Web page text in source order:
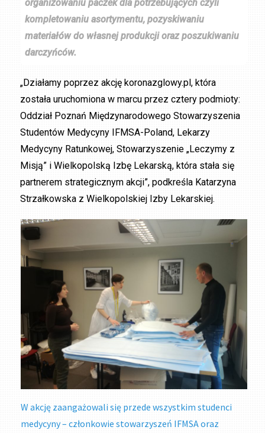
organizowaniu paczek dla potrzebujących czyli
kompletowaniu asortymentu, pozyskiwaniu
materiałów do własnej produkcji oraz poszukiwaniu
darczyńców.
„Działamy poprzez akcję koronazglowy.pl, która
została uruchomiona w marcu przez cztery podmioty:
Oddział Poznań Międzynarodowego Stowarzyszenia
Studentów Medycyny IFMSA-Poland, Lekarzy
Medycyny Ratunkowej, Stowarzyszenie „Leczymy z
Misją” i Wielkopolską Izbę Lekarską, która stała się
partnerem strategicznym akcji”, podkreśla Katarzyna
Strzałkowska z Wielkopolskiej Izby Lekarskiej.
W akcję zaangażowali się przede wszystkim studenci
medycyny – członkowie stowarzyszeń IFMSA oraz